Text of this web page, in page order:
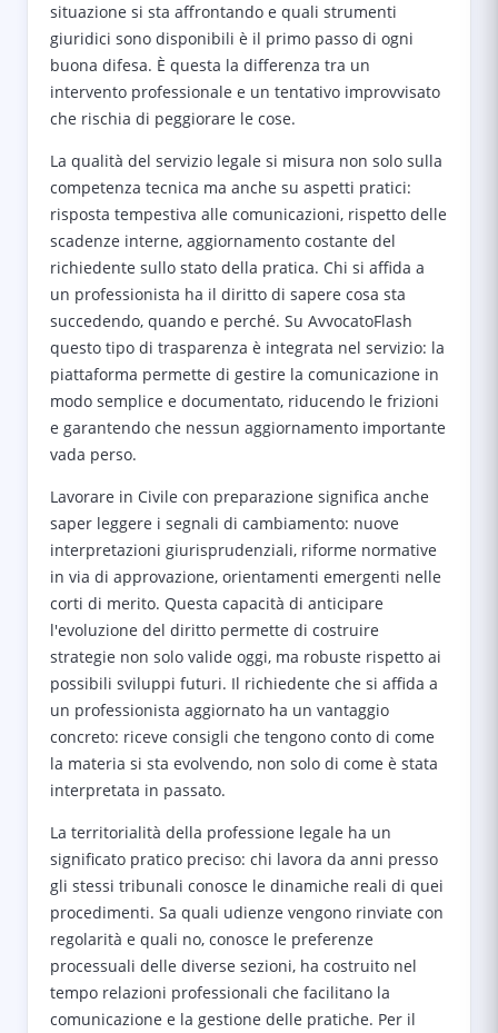
situazione si sta affrontando e quali strumenti
giuridici sono disponibili è il primo passo di ogni
buona difesa. È questa la differenza tra un
intervento professionale e un tentativo improvvisato
che rischia di peggiorare le cose.
La qualità del servizio legale si misura non solo sulla
competenza tecnica ma anche su aspetti pratici:
risposta tempestiva alle comunicazioni, rispetto delle
scadenze interne, aggiornamento costante del
richiedente sullo stato della pratica. Chi si affida a
un professionista ha il diritto di sapere cosa sta
succedendo, quando e perché. Su AvvocatoFlash
questo tipo di trasparenza è integrata nel servizio: la
piattaforma permette di gestire la comunicazione in
modo semplice e documentato, riducendo le frizioni
e garantendo che nessun aggiornamento importante
vada perso.
Lavorare in Civile con preparazione significa anche
saper leggere i segnali di cambiamento: nuove
interpretazioni giurisprudenziali, riforme normative
in via di approvazione, orientamenti emergenti nelle
corti di merito. Questa capacità di anticipare
l'evoluzione del diritto permette di costruire
strategie non solo valide oggi, ma robuste rispetto ai
possibili sviluppi futuri. Il richiedente che si affida a
un professionista aggiornato ha un vantaggio
concreto: riceve consigli che tengono conto di come
la materia si sta evolvendo, non solo di come è stata
interpretata in passato.
La territorialità della professione legale ha un
significato pratico preciso: chi lavora da anni presso
gli stessi tribunali conosce le dinamiche reali di quei
procedimenti. Sa quali udienze vengono rinviate con
regolarità e quali no, conosce le preferenze
processuali delle diverse sezioni, ha costruito nel
tempo relazioni professionali che facilitano la
comunicazione e la gestione delle pratiche. Per il